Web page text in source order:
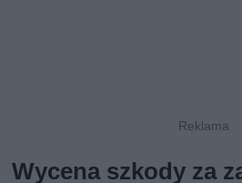
Wycena szkody za